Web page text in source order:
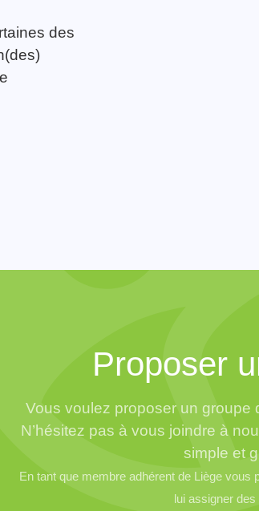
des
Proposer
Vous voulez proposer un groupe
N’hésitez pas à vous joindre à
simple et
En tant que membre adhérent de Liège vous
lui assigner